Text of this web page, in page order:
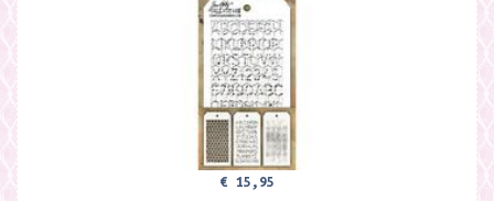
€ 15,95